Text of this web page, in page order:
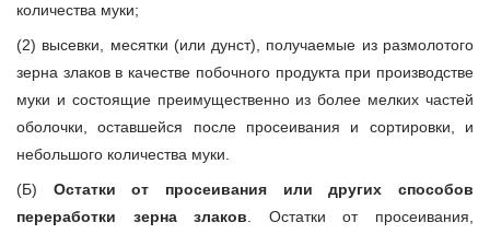
количества муки;
(2) высевки, месятки (или дунст), получаемые из размолотого
зерна злаков в качестве побочного продукта при производстве
муки и состоящие преимущественно из более мелких частей
оболочки, оставшейся после просеивания и сортировки, и
небольшого количества муки.
(Б) Остатки от просеивания или других способов
переработки зерна злаков . Остатки от просеивания,